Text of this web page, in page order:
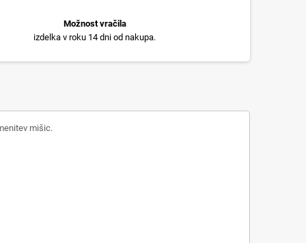
Možnost vračila
izdelka v roku 14 dni od nakupa.
mišic.